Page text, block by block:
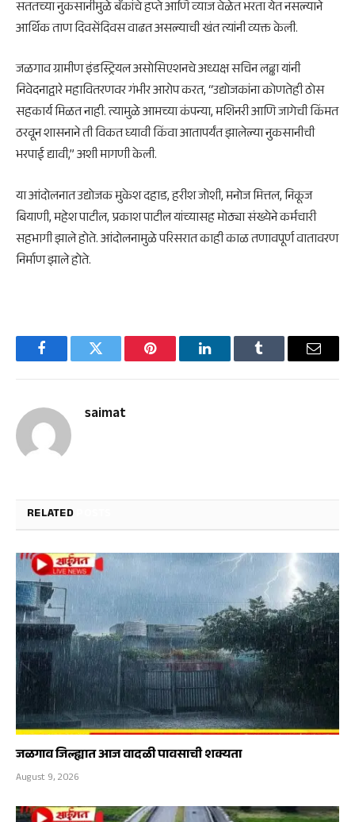
सततच्या नुकसानीमुळे बँकांचे हप्ते आणि व्याज वेळेत भरता येत नसल्याने
आर्थिक ताण दिवसेंदिवस वाढत असल्याची खंत त्यांनी व्यक्त केली.
जळगाव ग्रामीण इंडस्ट्रियल असोसिएशनचे अध्यक्ष सचिन लढ्ढा यांनी
निवेदनाद्वारे महावितरणवर गंभीर आरोप करत, “उद्योजकांना कोणतेही ठोस
सहकार्य मिळत नाही. त्यामुळे आमच्या कंपन्या, मशिनरी आणि जागेची किंमत
ठरवून शासनाने ती विकत घ्यावी किंवा आतापर्यंत झालेल्या नुकसानीची
भरपाई द्यावी,” अशी मागणी केली.
या आंदोलनात उद्योजक मुकेश दहाड, हरीश जोशी, मनोज मित्तल, निकूज
बियाणी, महेश पाटील, प्रकाश पाटील यांच्यासह मोठ्या संख्येने कर्मचारी
सहभागी झाले होते. आंदोलनामुळे परिसरात काही काळ तणावपूर्ण वातावरण
निर्माण झाले होते.
FacebookTwitter Pinterest LinkedInTumblr Email
saimat
RELATED
जळगाव जिल्ह्यात आज वादळी पावसाची शक्यता
August 9, 2026